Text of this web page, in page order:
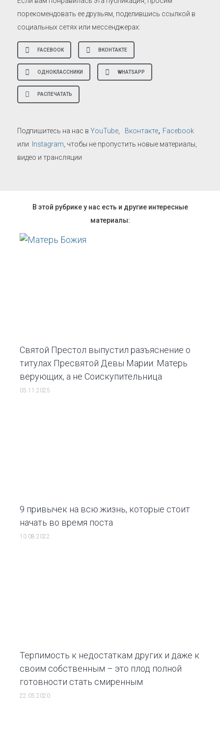
порекомендовать ее друзьям, поделившись ссылкой в
социальных сетях или мессенджерах:
FACEBOOK ВКОНТАКТЕ
ОДНОКЛАССНИКИ WHATSAPP
РАСПЕЧАТАТЬ
Подпишитесь на нас в YouTube Вконтакте, Facebook
или Instagram , чтобы не пропустить новые материалы,
видео и трансляции
В этой рубрике у нас есть и другие интересные
материалы:
Святой Престол выпустил разъяснение о
титулах Пресвятой Девы Марии: Матерь
верующих, а не Соискупительница
05.11.2025
9 привычек на всю жизнь, которые стоит
начать во время поста
10.08.2022
Терпимость к недостаткам других и даже к
своим собственным – это плод полной
готовности стать смиренным
22.05.2020